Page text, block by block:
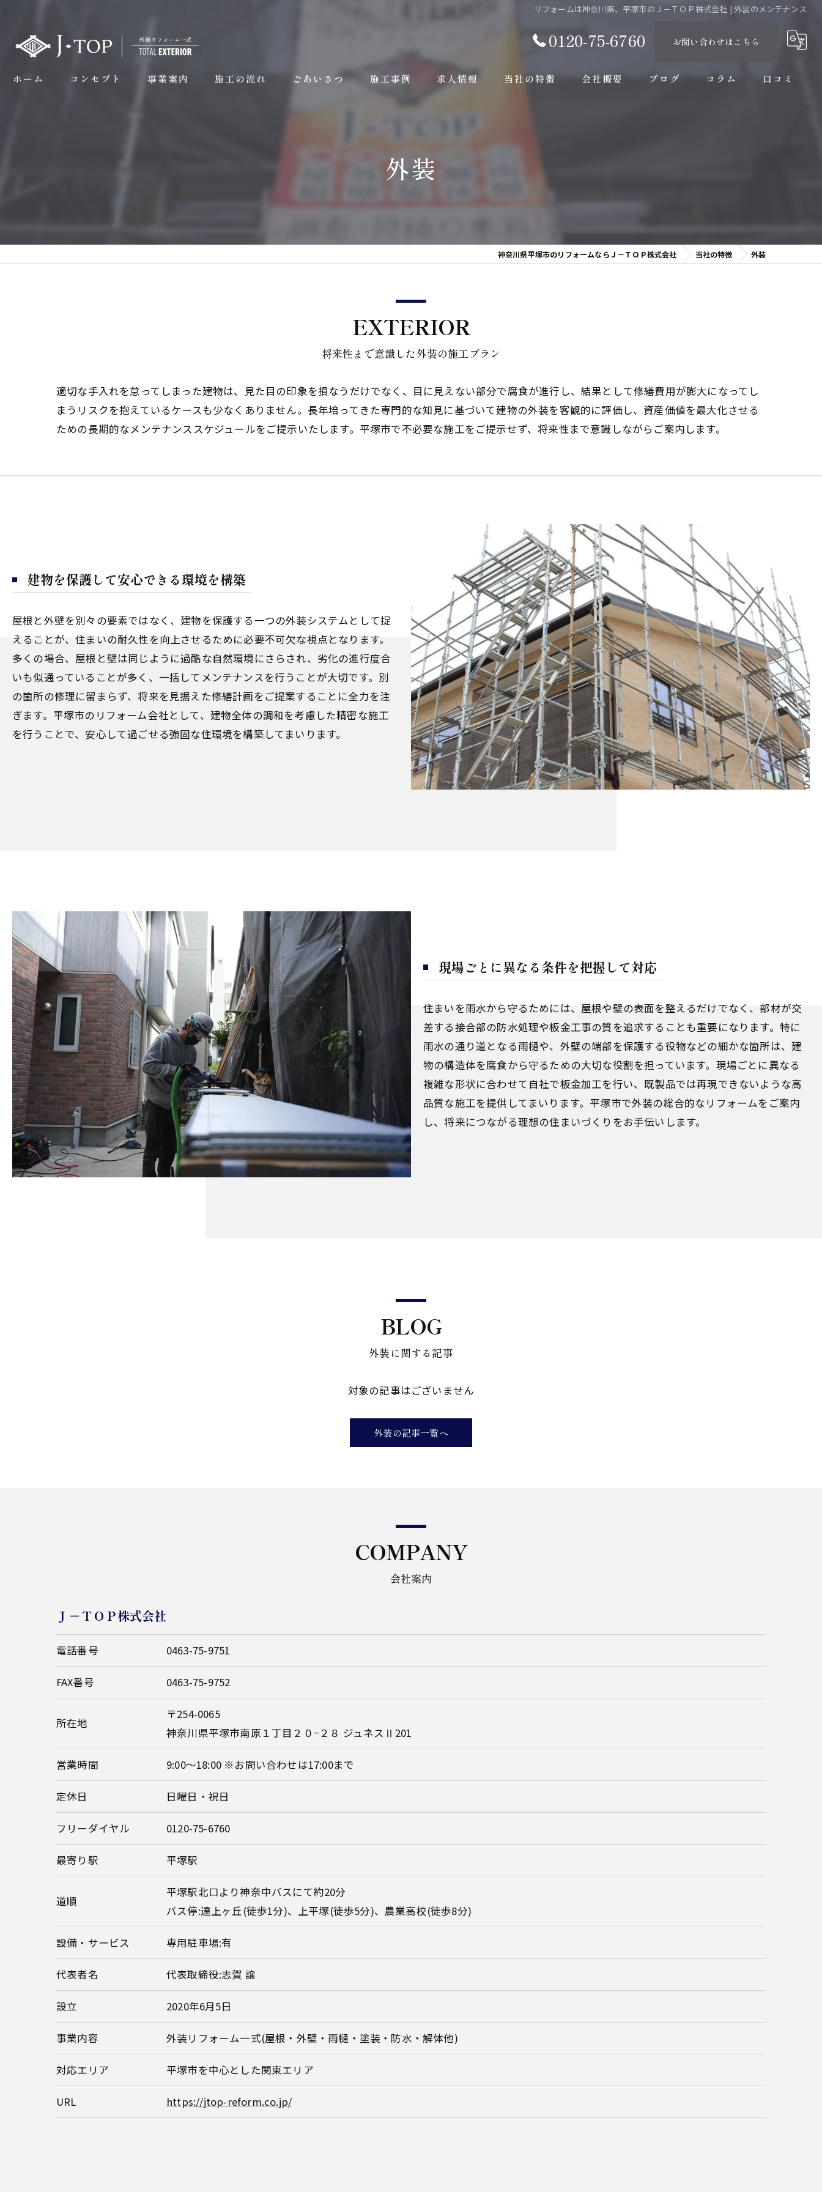
リフォームは神奈川県、平塚市のＪ－ＴＯＰ株式会社 | 外装のメンテナンス
0120-75-6760 お問い合わせはこちら
ホーム コンセプト 事業案内 施工の流れ ごあいさつ 施工事例 求人情報 当社の特徴
外壁
会社概要 ブログ コラム 口コミ
外装
神奈川県平塚市のリフォームならＪ－ＴＯＰ株式会社 当社の特徴 外装
将来性まで意識した外装の施工プラン
EXTERIOR
適切な手入れを怠ってしまった建物は、見た目の印象を損なうだけでなく、目に見えない部分で腐食が進行し、結果として修繕費用が膨大になってし
まうリスクを抱えているケースも少なくありません。長年培ってきた専門的な知見に基づいて建物の外装を客観的に評価し、資産価値を最大化させる
ための長期的なメンテナンススケジュールをご提示いたします。平塚市で不必要な施工をご提示せず、将来性まで意識しながらご案内します。
建物を保護して安心できる環境を構築
屋根と外壁を別々の要素ではなく、建物を保護する一つの外装システムとして捉
えることが、住まいの耐久性を向上させるために必要不可欠な視点となります。
多くの場合、屋根と壁は同じように過酷な自然環境にさらされ、劣化の進行度合
いも似通っていることが多く、一括してメンテナンスを行うことが大切です。別
の箇所の修理に留まらず、将来を見据えた修繕計画をご提案することに全力を注
ぎます。平塚市のリフォーム会社として、建物全体の調和を考慮した精密な施工
を行うことで、安心して過ごせる強固な住環境を構築してまいります。
現場ごとに異なる条件を把握して対応
住まいを雨水から守るためには、屋根や壁の表面を整えるだけでなく、部材が交
差する接合部の防水処理や板金工事の質を追求することも重要になります。特に
雨水の通り道となる雨樋や、外壁の端部を保護する役物などの細かな箇所は、建
物の構造体を腐食から守るための大切な役割を担っています。現場ごとに異なる
複雑な形状に合わせて自社で板金加工を行い、既製品では再現できないような高
品質な施工を提供してまいります。平塚市で外装の総合的なリフォームをご案内
し、将来につながる理想の住まいづくりをお手伝いします。
BLOG
外装に関する記事
対象の記事はございません
外装の記事一覧へ
COMPANY
会社案内
Ｊ－ＴＯＰ株式会社
電話番号 0463-75-9751
FAX番号 0463-75-9752
所在地
〒254-0065
神奈川県平塚市南原１丁目２０−２８ ジュネスⅡ201
営業時間 9:00～18:00 ※お問い合わせは17:00まで
定休日 日曜日・祝日
フリーダイヤル 0120-75-6760
最寄り駅 平塚駅
道順
平塚駅北口より神奈中バスにて約20分
バス停:達上ヶ丘(徒歩1分)、上平塚(徒歩5分)、農業高校(徒歩8分)
設備・サービス 専用駐車場:有
代表者名 代表取締役:志賀 譲
設立 2020年6月5日
事業内容 外装リフォーム一式(屋根・外壁・雨樋・塗装・防水・解体他)
対応エリア 平塚市を中心とした関東エリア
URL https://jtop-reform.co.jp/